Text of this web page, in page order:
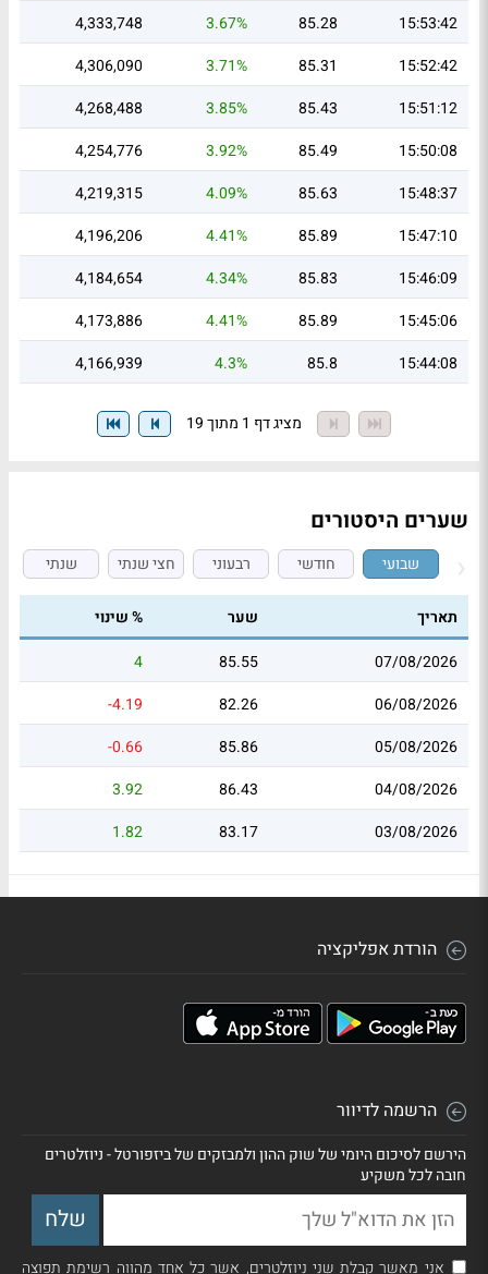
15:53:42
85.28
3.67%
4,333,748
15:52:42
85.31
3.71%
4,306,090
15:51:12
85.43
3.85%
4,268,488
15:50:08
85.49
3.92%
4,254,776
15:48:37
85.63
4.09%
4,219,315
15:47:10
85.89
4.41%
4,196,206
15:46:09
85.83
4.34%
4,184,654
15:45:06
85.89
4.41%
4,173,886
15:44:08
85.8
4.3%
4,166,939
מציג דף 1 מתוך 19
שערים היסטורים
שבועי חודשי רבעוני חצי שנתי שנתי
תאריך שער
% שינוי
07/08/2026
85.55
4
06/08/2026
82.26
-4.19
05/08/2026
85.86
-0.66
04/08/2026
86.43
3.92
03/08/2026
83.17
1.82
הורדת אפליקציה
הרשמה לדיוור
הירשם לסיכום היומי של שוק ההון ולמבזקים של ביזפורטל - ניוזלטרים
חובה לכל משקיע
אני מאשר קבלת שני ניוזלטרים, אשר כל אחד מהווה רשימת תפוצה